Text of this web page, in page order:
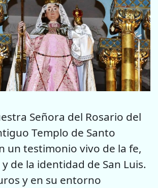
Señora del Rosario del
Templo de Santo
un testimonio vivo de la fe,
de la identidad de San Luis.
y en su entorno